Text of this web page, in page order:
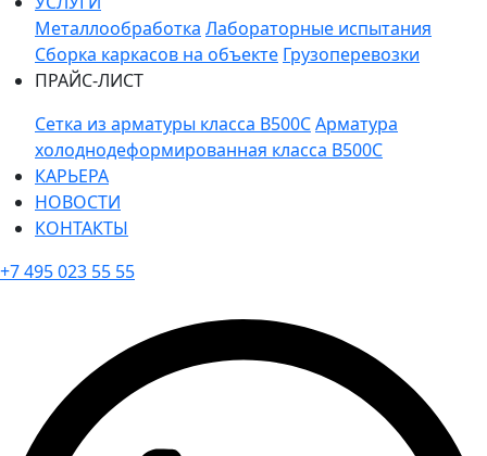
Металлообработка Лабораторные испытания
Сборка каркасов на объекте Грузоперевозки
ПРАЙС-ЛИСТ
Сетка из арматуры класса В500САрматура
холоднодеформированная класса В500С
КАРЬЕРА
НОВОСТИ
КОНТАКТЫ
+7 495 023 55 55